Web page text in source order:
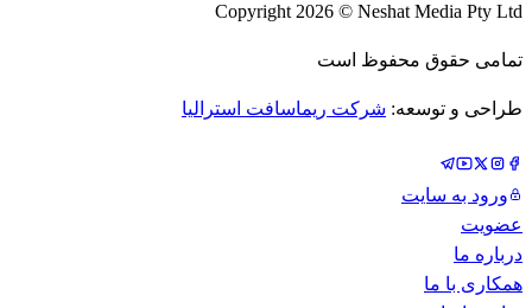
Copyright 2026 © Neshat Media Pty Ltd
تمامی حقوق محفوظ است
طراحی و توسعه: شرکت ریماسافت استرالیا
ورود به سایت
عضویت
درباره ما
همکاری با ما